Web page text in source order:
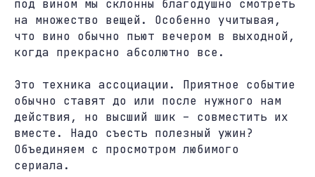
под вином мы склонны благодушно смотреть
на множество вещей. Особенно учитывая,
что вино обычно пьют вечером в выходной,
когда прекрасно абсолютно все.
Это техника ассоциации. Приятное событие
обычно ставят до или после нужного нам
действия, но высший шик – совместить их
вместе. Надо съесть полезный ужин?
Объединяем с просмотром любимого
сериала.